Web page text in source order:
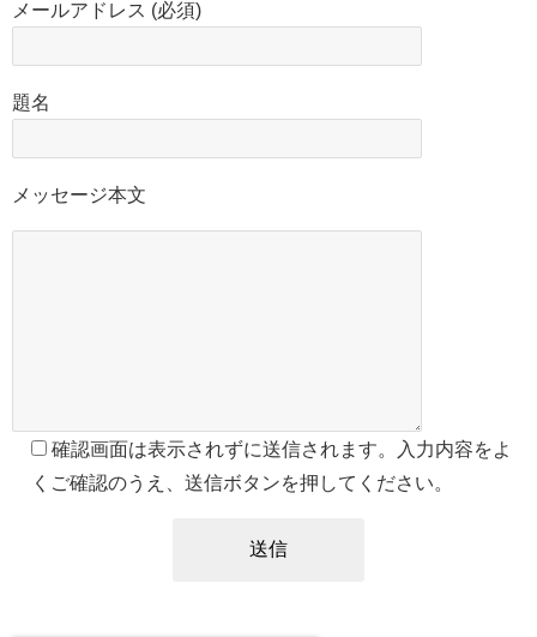
メールアドレス (必須)
題名
メッセージ本文
確認画面は表示されずに送信されます。入力内容をよ
くご確認のうえ、送信ボタンを押してください。